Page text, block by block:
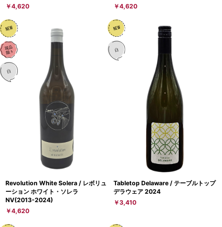
￥4,620
￥4,620
Revolution White Solera / レボリュ
ーション ホワイト・ソレラ
NV(2013-2024)
￥4,620
Tabletop Delaware / テーブルトップ
デラウェア 2024
￥3,410